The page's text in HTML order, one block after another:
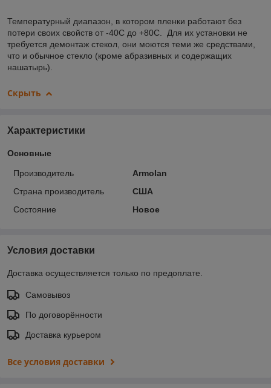
Температурный диапазон, в котором пленки работают без
потери своих свойств от -40С до +80С. Для их установки не
требуется демонтаж стекол, они моются теми же средствами,
что и обычное стекло (кроме абразивных и содержащих
нашатырь).
Скрыть
Характеристики
Основные
Производитель
Armolan
Страна производитель
США
Состояние
Новое
Условия доставки
Доставка осуществляется только по предоплате.
Самовывоз
По договорённости
Доставка курьером
Все условия доставки